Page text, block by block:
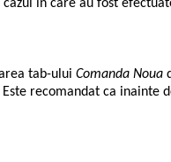
in care au fost
tab-ului Comanda Noua
Este recomandat ca inainte